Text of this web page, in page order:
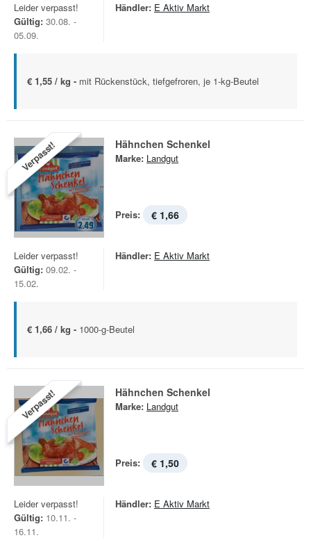
Leider verpasst!
Gültig: 30.08. -
05.09.
Händler: E Aktiv Markt
€ 1,55 / kg - mit Rückenstück, tiefgefroren, je 1-kg-Beutel
Verpasst! Hähnchen Schenkel
Marke: Landgut
Preis: € 1,66
Leider verpasst!
Gültig: 09.02. -
15.02.
Händler: E Aktiv Markt
€ 1,66 / kg - 1000-g-Beutel
Verpasst! Hähnchen Schenkel
Marke: Landgut
Preis: € 1,50
Leider verpasst!
Gültig: 10.11. -
16.11.
Händler: E Aktiv Markt